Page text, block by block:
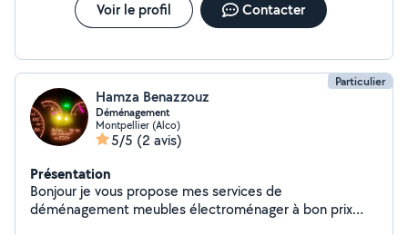
fort ni endurant. Je vous remercie, en espérant pouvoir
collaborer avec vous ! Ps : je ne peux pas répondre aux
!
Voir le profil Contacter
Particulier
Hamza Benazzouz
Déménagement
Montpellier (Alco)
5/5 (2 avis)
Présentation
Bonjour je vous propose mes services de
déménagement meubles électroménager à bon prix